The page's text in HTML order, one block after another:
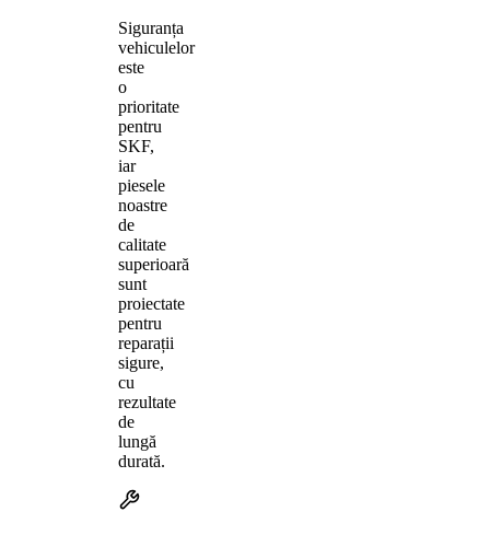
Siguranța
vehiculelor
este
o
prioritate
pentru
SKF,
iar
piesele
noastre
de
calitate
superioară
sunt
proiectate
pentru
reparații
sigure,
cu
rezultate
de
lungă
durată.